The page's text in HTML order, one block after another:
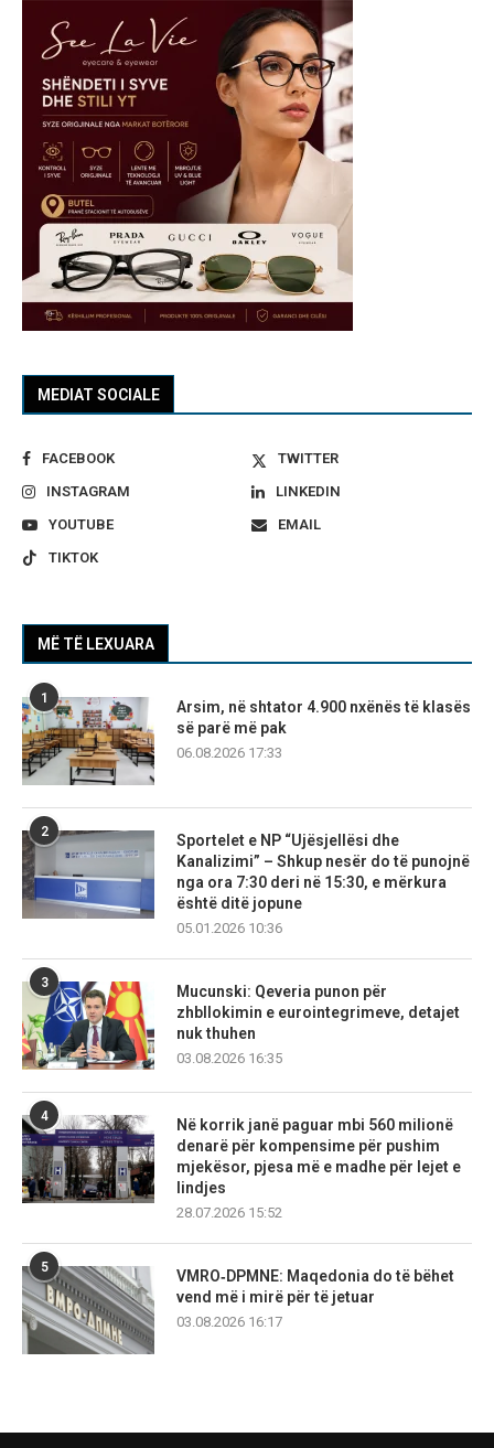
MEDIAT SOCIALE
FACEBOOK
TWITTER
INSTAGRAM
LINKEDIN
YOUTUBE
EMAIL
TIKTOK
MË TË LEXUARA
1
Arsim, në shtator 4.900 nxënës të klasës
së parë më pak
06.08.2026 17:33
2
Sportelet e NP “Ujësjellësi dhe
Kanalizimi” – Shkup nesër do të punojnë
nga ora 7:30 deri në 15:30, e mërkura
është ditë jopune
05.01.2026 10:36
3
Mucunski: Qeveria punon për
zhbllokimin e eurointegrimeve, detajet
nuk thuhen
03.08.2026 16:35
4
Në korrik janë paguar mbi 560 milionë
denarë për kompensime për pushim
mjekësor, pjesa më e madhe për lejet e
lindjes
28.07.2026 15:52
5
VMRO‑DPMNE: Maqedonia do të bëhet
vend më i mirë për të jetuar
03.08.2026 16:17